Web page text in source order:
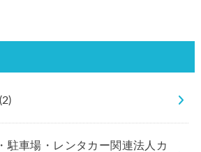
(2)
駐車場・レンタカー関連法人カ